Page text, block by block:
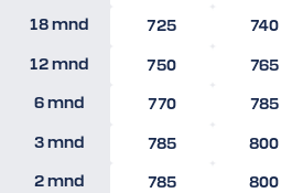
18 mnd 725 740
12 mnd 750 765
6 mnd 770 785
3 mnd 785 800
2 mnd 785 800